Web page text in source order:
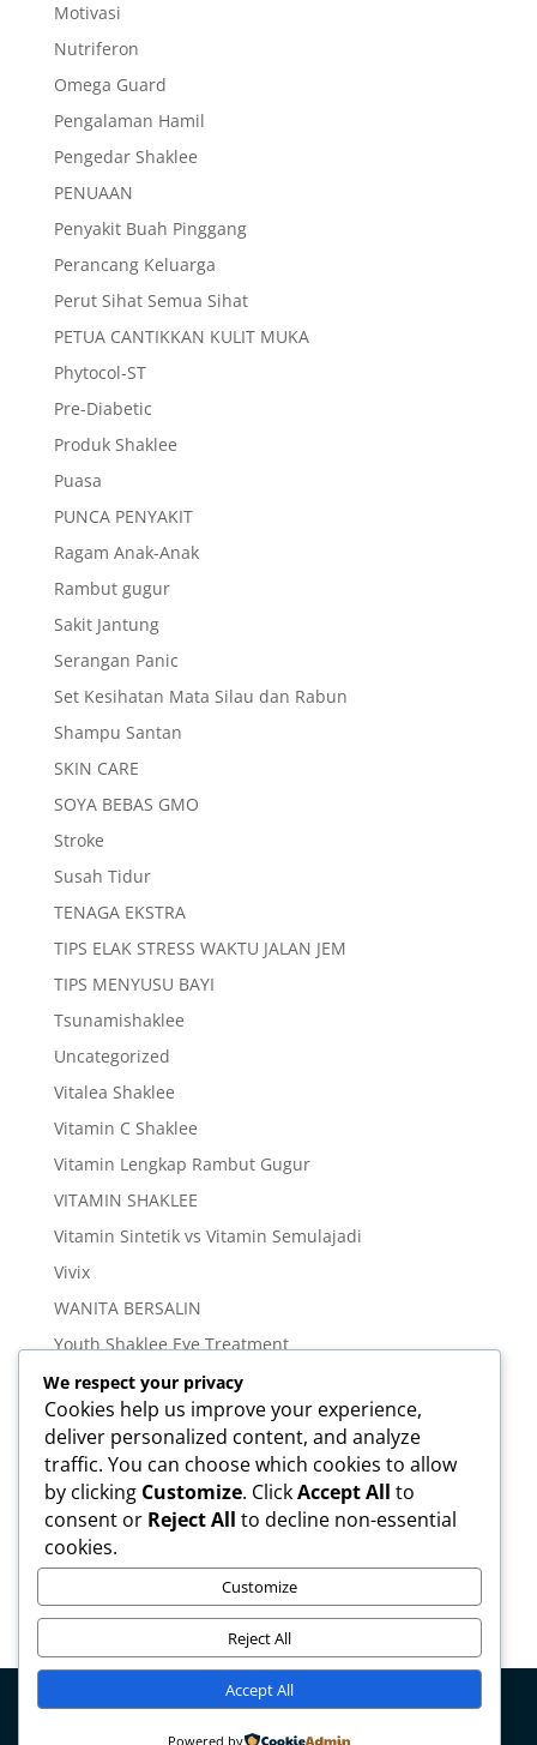
Motivasi
Nutriferon
Omega Guard
Pengalaman Hamil
Pengedar Shaklee
PENUAAN
Penyakit Buah Pinggang
Perancang Keluarga
Perut Sihat Semua Sihat
PETUA CANTIKKAN KULIT MUKA
Phytocol-ST
Pre-Diabetic
Produk Shaklee
Puasa
PUNCA PENYAKIT
Ragam Anak-Anak
Rambut gugur
Sakit Jantung
Serangan Panic
Set Kesihatan Mata Silau dan Rabun
Shampu Santan
SKIN CARE
SOYA BEBAS GMO
Stroke
Susah Tidur
TENAGA EKSTRA
TIPS ELAK STRESS WAKTU JALAN JEM
TIPS MENYUSU BAYI
Tsunamishaklee
Uncategorized
Vitalea Shaklee
Vitamin C Shaklee
Vitamin Lengkap Rambut Gugur
VITAMIN SHAKLEE
Vitamin Sintetik vs Vitamin Semulajadi
Vivix
WANITA BERSALIN
Youth Shaklee Eye Treatment
YOUTH SKIN CARE SERIES
Meta
Log in
Entries feed
Comments feed
Copyright © mirahamzah.com Design by
We respect your privacy
Cookies help us improve your experience,
deliver personalized content, and analyze
traffic. You can choose which cookies to allow
by clicking Customize. ClickAccept All to
consent or Reject All to decline non-essential
cookies.
Customize
Reject All
Accept All
Powered by